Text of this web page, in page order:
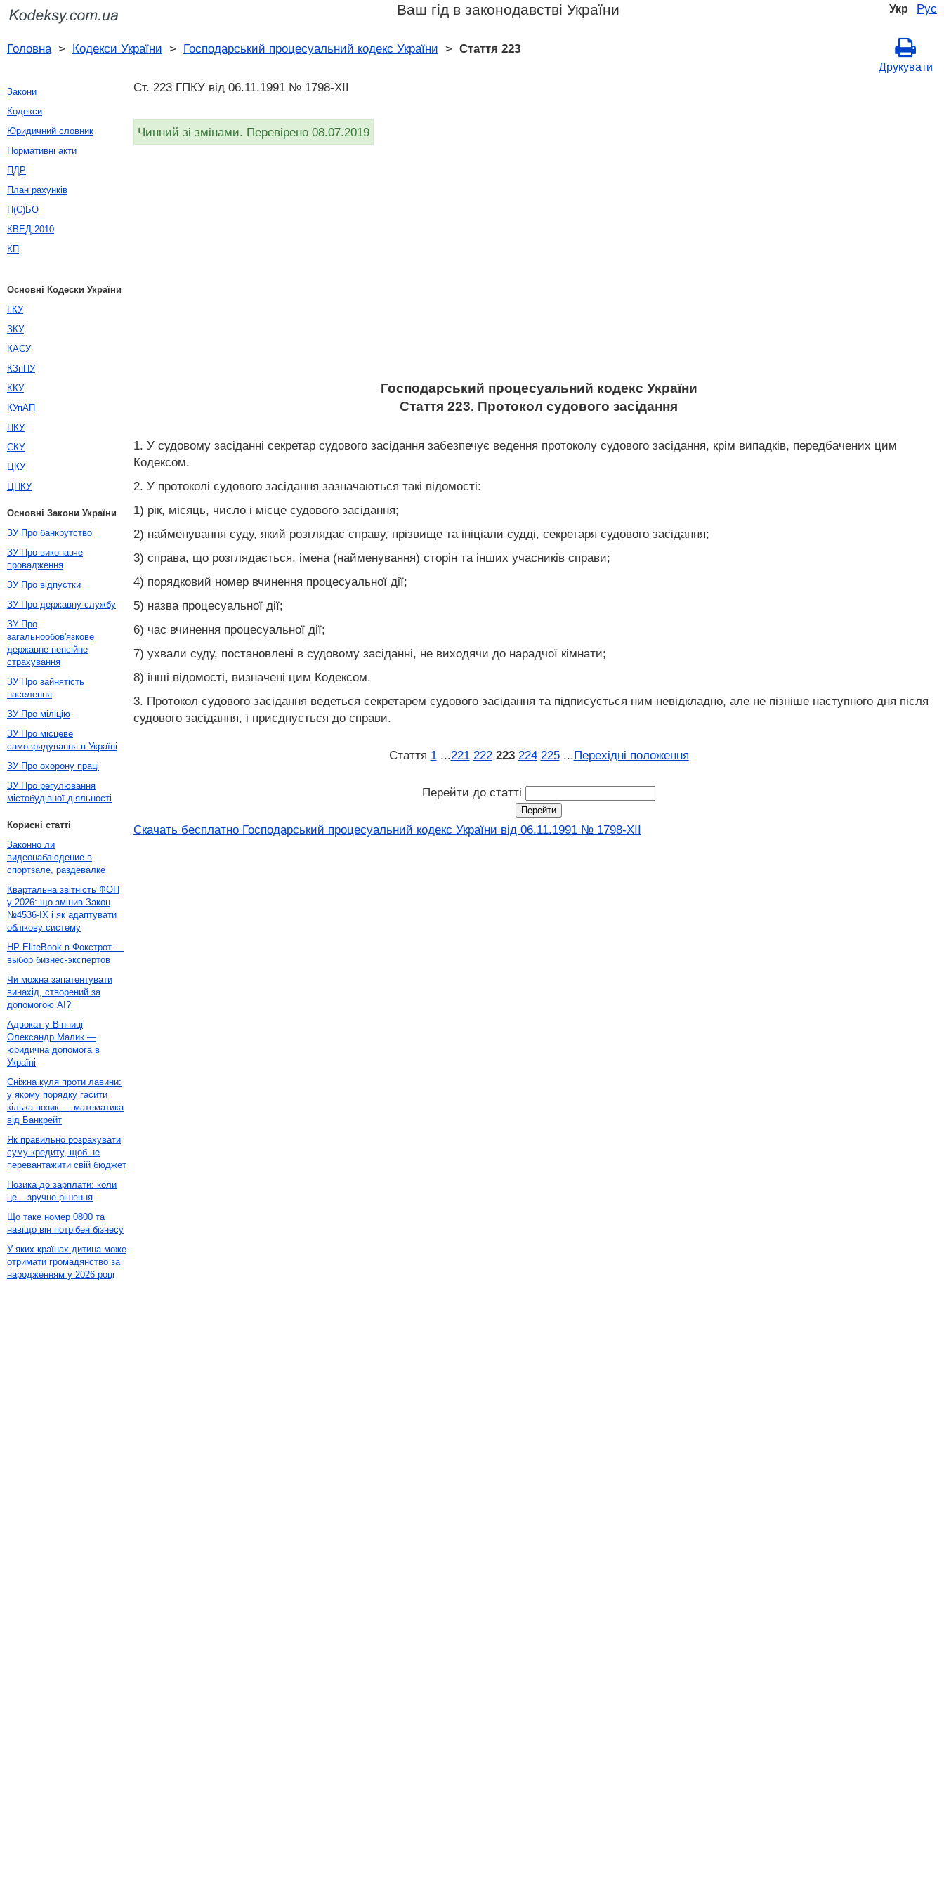
Укр Рус
Ваш гід в законодавстві України
Головна> Кодекси України > Господарський процесуальний кодекс України > Стаття 223
Друкувати
Ст. 223 ГПКУ від 06.11.1991 № 1798-XII
Чинний зі змінами. Перевірено 08.07.2019
Господарський процесуальний кодекс України
Стаття 223. Протокол судового засідання
1. У судовому засіданні секретар судового засідання забезпечує ведення протоколу судового засідання, крім випадків, передбачених цим
Кодексом.
2. У протоколі судового засідання зазначаються такі відомості:
1) рік, місяць, число і місце судового засідання;
2) найменування суду, який розглядає справу, прізвище та ініціали судді, секретаря судового засідання;
3) справа, що розглядається, імена (найменування) сторін та інших учасників справи;
4) порядковий номер вчинення процесуальної дії;
5) назва процесуальної дії;
6) час вчинення процесуальної дії;
7) ухвали суду, постановлені в судовому засіданні, не виходячи до нарадчої кімнати;
8) інші відомості, визначені цим Кодексом.
3. Протокол судового засідання ведеться секретарем судового засідання та підписується ним невідкладно, але не пізніше наступного дня після
судового засідання, і приєднується до справи.
Стаття 1 ...221 222 223 224 225 ...Перехідні положення
Перейти до статті
Скачать бесплатно Господарський процесуальний кодекс України від 06.11.1991 № 1798-XII
Закони
Кодекси
Юридичний словник
Нормативні акти
ПДР
План рахунків
П(С)БО
КВЕД-2010
КП
Основні Кодески України
ГКУ
ЗКУ
КАСУ
КЗпПУ
ККУ
КУпАП
ПКУ
СКУ
ЦКУ
ЦПКУ
Основні Закони України
ЗУ Про банкрутство
ЗУ Про виконавче
провадження
ЗУ Про відпустки
ЗУ Про державну службу
ЗУ Про
загальнообов'язкове
державне пенсійне
страхування
ЗУ Про зайнятість
населення
ЗУ Про міліцію
ЗУ Про місцеве
самоврядування в Україні
ЗУ Про охорону праці
ЗУ Про регулювання
містобудівної діяльності
Корисні статті
Законно ли
видеонаблюдение в
спортзале, раздевалке
Квартальна звітність ФОП
у 2026: що змінив Закон
№4536-IX і як адаптувати
облікову систему
HP EliteBook в Фокстрот —
выбор бизнес-экспертов
Чи можна запатентувати
винахід, створений за
допомогою AI?
Адвокат у Вінниці
Олександр Малик —
юридична допомога в
Україні
Сніжна куля проти лавини:
у якому порядку гасити
кілька позик — математика
від Банкрейт
Як правильно розрахувати
суму кредиту, щоб не
перевантажити свій бюджет
Позика до зарплати: коли
це – зручне рішення
Що таке номер 0800 та
навіщо він потрібен бізнесу
У яких країнах дитина може
отримати громадянство за
народженням у 2026 році